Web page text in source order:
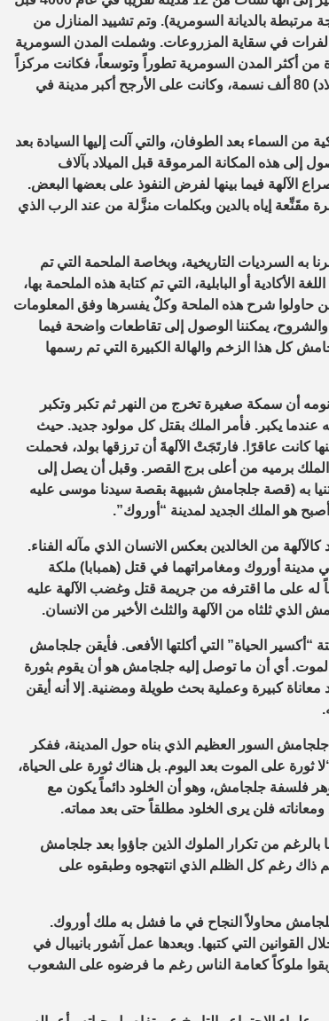
بالديانة السومرية). وتم تشييد المنازل من
في سقاية المزروعات. وشملت المدن السومرية
أكثر المدن السومرية تطوراً وتوسعاً، فكانت مركزاً
تجارياً مزدهراً محاطاً بأسوار دفاعية، وبلغ عدد سكانها في ذروتها (2800 قبل الميلاد) 80 ألف نسمة، وكانت على الأرجح أكبر مدينة في
من السماء بعد الطوفان، والتي آلت إليها السيادة بعد
إلى هذه المكانة المرموقة قبل الميلاد بآلاف
الآلهة فيما بينها لفرض النفوذ على بعضها البعض.
مقَنِّعة إياه بالدين وبكلمات منزَّلة من عند الرب الذي
السرديات التاريخية، وبخاصة الملحمة التي تم
أو البابلية، التي تم كتابة هذه الملحمة بها،
حاولوا شرح هذه الملحة وكلٌ يفسرها وفق المعلومات
والشروح، يمكننا الوصول إلى تقاطعات واضحة فيما
كل هذا الزخم والهالة الكبيرة التي تم رسمها
أن سمكة صغيرة تخرج من النهر ثم تكبر وتكبر
يكبر. فأمر الملك بقتل كل مولود جديد. حيث
كانت عاقرًا. فارتَجَتْ الآلهةَ أن ترزقها بولد، فحملت
الملك برميه من أعلى برج القصر. وقبل أن يصل إلى
به (قصة جلجامش شبيهة بقصة سيدنا موسى عليه
هو الملك الجديد لمدينة “أوروك”.
من الخالدين بعكس الانسان الذي مآله الفناء.
أوروك ومغامراتهما في قتل (همبابا) ملكة
له على ما اقترفه من جريمة قتل وغضب الآلهة عليه
ثلثاه من الآلهة والثلث الأخير من الانسان.
الحياة” التي أكلتها الأفعى. فأيقن جلجامش
أي أن ما توصل إليه جلجامش هو أن يقوم بثورة
كبيرة وعملية بحث طويلة ومضنية. إلا أنه أيقن
السور العظيم الذي بناه حول المدينة، ففكر
على الموت بعد اليوم. بل هناك ثورة على الحياة،
فلسفة جلجامش، وهو أن الخلود دائماً يكون مع
فلن يرى الخلود مطلقاً حتى بعد مماته.
من تكرار الملوك الذين جاؤوا بعد جلجامش
ذاك رغم كل الظلم الذي انتهجوه وطبقوه على
محاولاً النجاح في ما فشل به ملك أوروك.
التي كتبها. وبعدها عمل آشور بانيبال في
ملوكاً كعامة الناس رغم ما فرضوه على الشعوب